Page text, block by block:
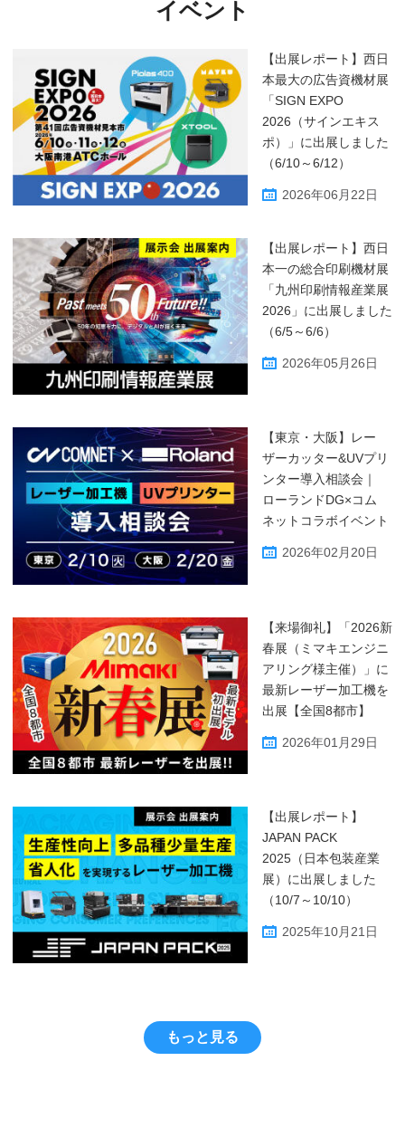
イベント
【出展レポート】西日
本最大の広告資機材展
「SIGN EXPO
2026（サインエキス
ポ）」に出展しました
（6/10～6/12）
2026年06月22日
【出展レポート】西日
本一の総合印刷機材展
「九州印刷情報産業展
2026」に出展しました
（6/5～6/6）
2026年05月26日
【東京・大阪】レー
ザーカッター&UVプリ
ンター導入相談会｜
ローランドDG×コム
ネットコラボイベント
2026年02月20日
【来場御礼】「2026新
春展（ミマキエンジニ
アリング様主催）」に
最新レーザー加工機を
出展【全国8都市】
2026年01月29日
【出展レポート】
JAPAN PACK
2025（日本包装産業
展）に出展しました
（10/7～10/10）
2025年10月21日
もっと見る